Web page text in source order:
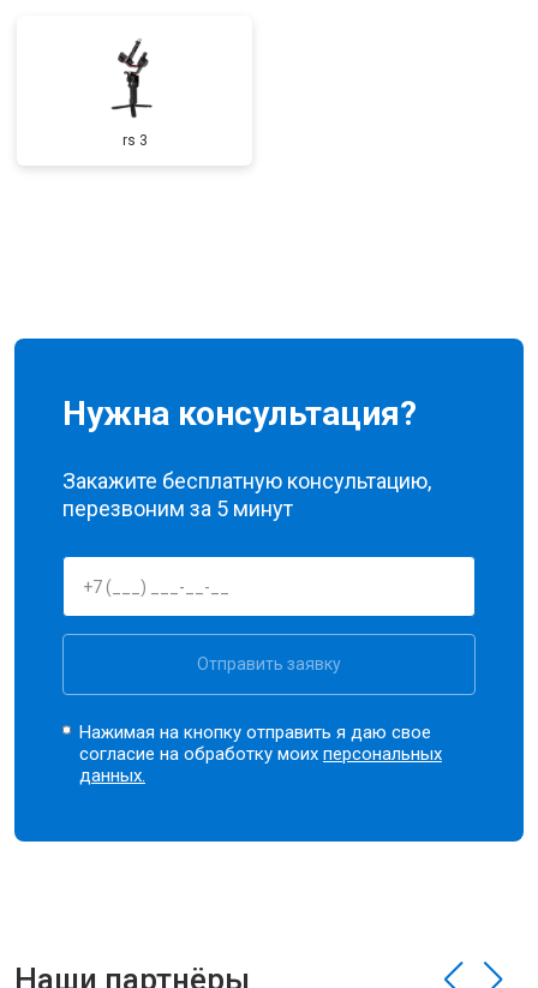
rs 3
Нужна консультация?
Закажите бесплатную консультацию,
перезвоним за 5 минут
Отправить заявку
Нажимая на кнопку отправить я даю свое
согласие на обработку моихперсональных
данных.
Наши партнёры